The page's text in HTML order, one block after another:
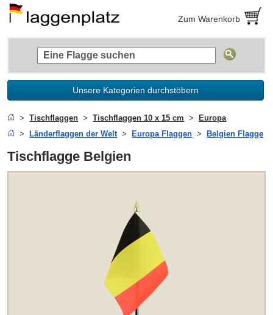
Zum Warenkorb
Unsere Kategorien durchstöbern
Tischflaggen Tischflaggen 10 x 15 cm
Europa
Länderflaggen der Welt
Europa Flaggen Belgien Flagge
Tischflagge Belgien